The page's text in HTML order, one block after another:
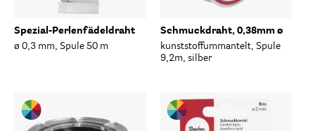
Spezial-Perlenfädeldraht
ø 0,3 mm, Spule 50 m
Schmuckdraht, 0,38mm ø
kunststoffummantelt, Spule
9,2m, silber